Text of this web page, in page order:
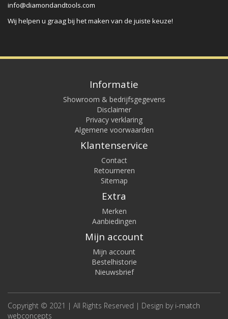
info@diamondandtools.com
Wij helpen u graag bij het maken van de juiste keuze!
Informatie
Showroom & bedrijfsgegevens
Disclaimer
Privacy verklaring
Algemene voorwaarden
Klantenservice
Contact
Retourneren
Sitemap
Extra
Merken
Aanbiedingen
Mijn account
Mijn account
Bestelhistorie
Nieuwsbrief
Copyright © 2021 | All Rights Reserved | Design by i-match
webconcepts